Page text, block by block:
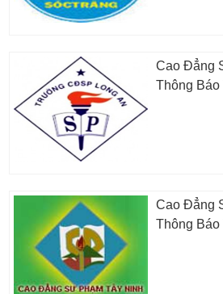
Cao Đẳng
Thông Báo
Cao Đẳng
Thông Báo